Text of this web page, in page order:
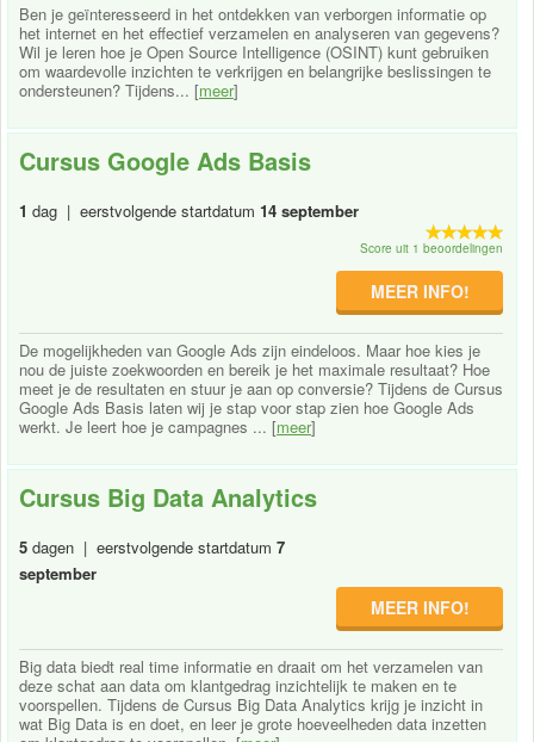
Ben je geïnteresseerd in het ontdekken van verborgen informatie op
het internet en het effectief verzamelen en analyseren van gegevens?
Wil je leren hoe je Open Source Intelligence (OSINT) kunt gebruiken
om waardevolle inzichten te verkrijgen en belangrijke beslissingen te
ondersteunen? Tijdens... [meer]
Cursus Google Ads Basis
1 dag | eerstvolgende startdatum 14 september
Score uit 1 beoordelingen
MEER INFO!
De mogelijkheden van Google Ads zijn eindeloos. Maar hoe kies je
nou de juiste zoekwoorden en bereik je het maximale resultaat? Hoe
meet je de resultaten en stuur je aan op conversie? Tijdens de Cursus
Google Ads Basis laten wij je stap voor stap zien hoe Google Ads
werkt. Je leert hoe je campagnes ... [meer]
Cursus Big Data Analytics
5 dagen | eerstvolgende startdatum 7
september
MEER INFO!
Big data biedt real time informatie en draait om het verzamelen van
deze schat aan data om klantgedrag inzichtelijk te maken en te
voorspellen. Tijdens de Cursus Big Data Analytics krijg je inzicht in
wat Big Data is en doet, en leer je grote hoeveelheden data inzetten